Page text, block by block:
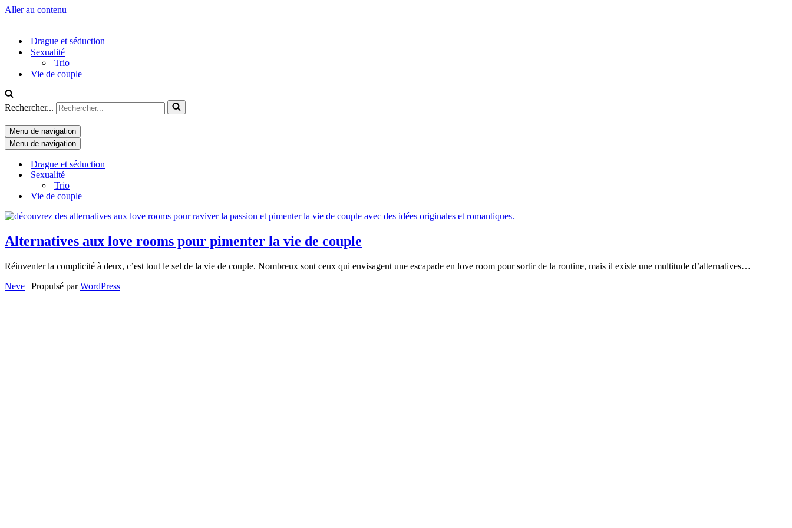
Aller au contenu
Drague et séduction
Sexualité
Trio
Vie de couple
Rechercher...
Menu de navigation
Menu de navigation
Drague et séduction
Sexualité
Trio
Vie de couple
Alternatives aux love rooms pour pimenter la vie de couple
Réinventer la complicité à deux, c’est tout le sel de la vie de couple. Nombreux sont ceux qui envisagent une escapade en love room pour sortir de la routine, mais il existe une multitude d’alternatives…
Neve | Propulsé parWordPress